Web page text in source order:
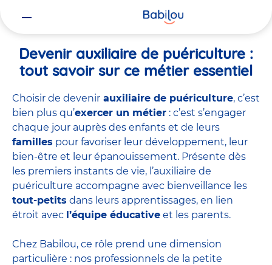
Devenir auxiliaire de puériculture :
tout savoir sur ce métier essentiel
Choisir de devenir auxiliaire de puériculture, c’est
bien plus qu’exercer un métier : c’est s’engager
chaque jour auprès des enfants et de leurs
familles pour favoriser leur développement, leur
bien-être et leur épanouissement. Présente dès
les premiers instants de vie, l’auxiliaire de
puériculture accompagne avec bienveillance les
tout-petits dans leurs apprentissages, en lien
étroit avec l’équipe éducative et les parents.
Chez Babilou, ce rôle prend une dimension
particulière : nos professionnels de la petite